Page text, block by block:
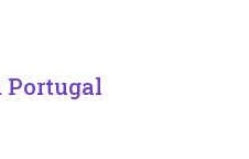
Portugal